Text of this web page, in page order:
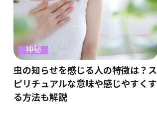
神秘
虫の知らせを感じる人の特徴は？ス
ピリチュアルな意味や感じやすくす
る方法も解説